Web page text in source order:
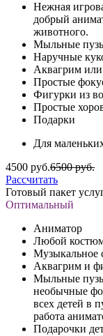
Нежная
добрый
животного.
Мыльные
Наручные
Аквагрим или
Простые
Фигурки из
Простые
Подарки
Для
4500 руб.6500 руб.
Рассчитать
Готовый пакет
Оптимальный
Аниматор
Любой
Музыкальное
Аквагрим и
Мыльные
необычные
всех детей в
работа
Подарочки